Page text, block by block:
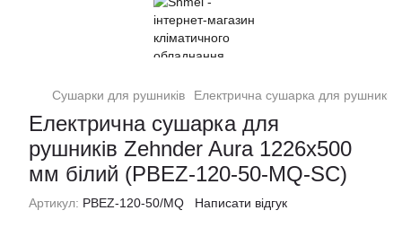
Сушарки для рушників Електрична сушарка для
Електрична сушарка для
рушників Zehnder Aura 1226х500
мм білий (PBEZ-120-50-MQ-SC)
Артикул: PBEZ-120-50/MQ Написати відгук